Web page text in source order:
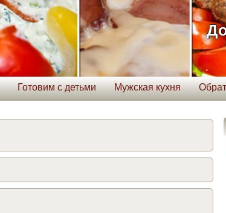
Готовим с детьми Мужская кухня